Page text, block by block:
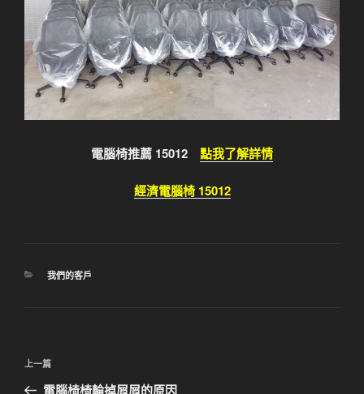
電腦椅推薦 15012 點我了解詳情
經濟電腦椅 15012
分
我們的客戶
文
上
一
上一篇
電腦椅椅輪掉屑屑的原因